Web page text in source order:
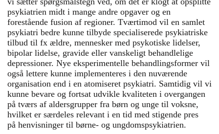
psykiatrien midt i mange andre opgaver og en
forestående fusion af regioner. Tværtimod vil en samlet
psykiatri bedre kunne tilbyde specialiserede psykiatriske
tilbud til fx ældre, mennesker med psykotiske lidelser,
bipolar lidelse, gravide eller vanskeligt behandlelige
depressioner. Nye eksperimentelle behandlingsformer vil
også lettere kunne implementeres i den nuværende
organisation end i en atomiseret psykiatri. Samtidig vil vi
kunne bevare og fortsat udvikle kvaliteten i overgangen
på tværs af aldersgrupper fra børn og unge til voksne,
hvilket er særdeles relevant i en tid med stigende pres
på henvisninger til børne- og ungdomspsykiatrien.